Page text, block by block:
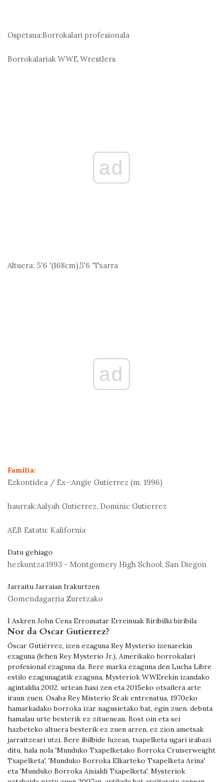
Ospetsua:Borrokalari profesionala
Borrokalariak WWE Wrestlers
ad
Altuera: 5'6 '(168cm),5'6 'Txarra
ad
Familia:
Ezkontidea / Ex-:Angie Gutierrez (m. 1996)
haurrak:Aalyah Gutierrez, Dominic Gutierrez
AEB Estatu: Kalifornia
Datu gehiago
hezkuntza:1993 - Montgomery High School, San Diegon
Jarraitu Jarraian Irakurtzen
Gomendagarria Zuretzako
I Askren John Cena Erromatar Erreinuak Biribilki biribila
Nor da Oscar Gutierrez?
Óscar Gutiérrez, izen ezaguna Rey Mysterio izenarekin
ezaguna (lehen Rey Mysterio Jr.), Amerikako borrokalari
profesional ezaguna da. Bere marka ezaguna den Lucha Libre
estilo ezagunagatik ezaguna, Mysteriok WWErekin izandako
agintaldia 2002. urtean hasi zen eta 2015eko otsailera arte
iraun zuen. Osaba Rey Misterio Sr.ak entrenatua, 1970eko
hamarkadako borroka izar nagusietako bat, egin zuen. debuta
hamalau urte besterik ez zituenean. Bost oin eta sei
hazbeteko altuera besterik ez zuen arren, ez zion ametsak
jarraitzeari utzi. Bere ibilbide luzean, txapelketa ugari irabazi
ditu, hala nola 'Munduko Txapelketako Borroka Cruiserweight
Txapelketa', 'Munduko Borroka Elkarteko Txapelketa Arina'
eta 'Munduko Borroka Aisialdi Txapelketa'. Mysteriok